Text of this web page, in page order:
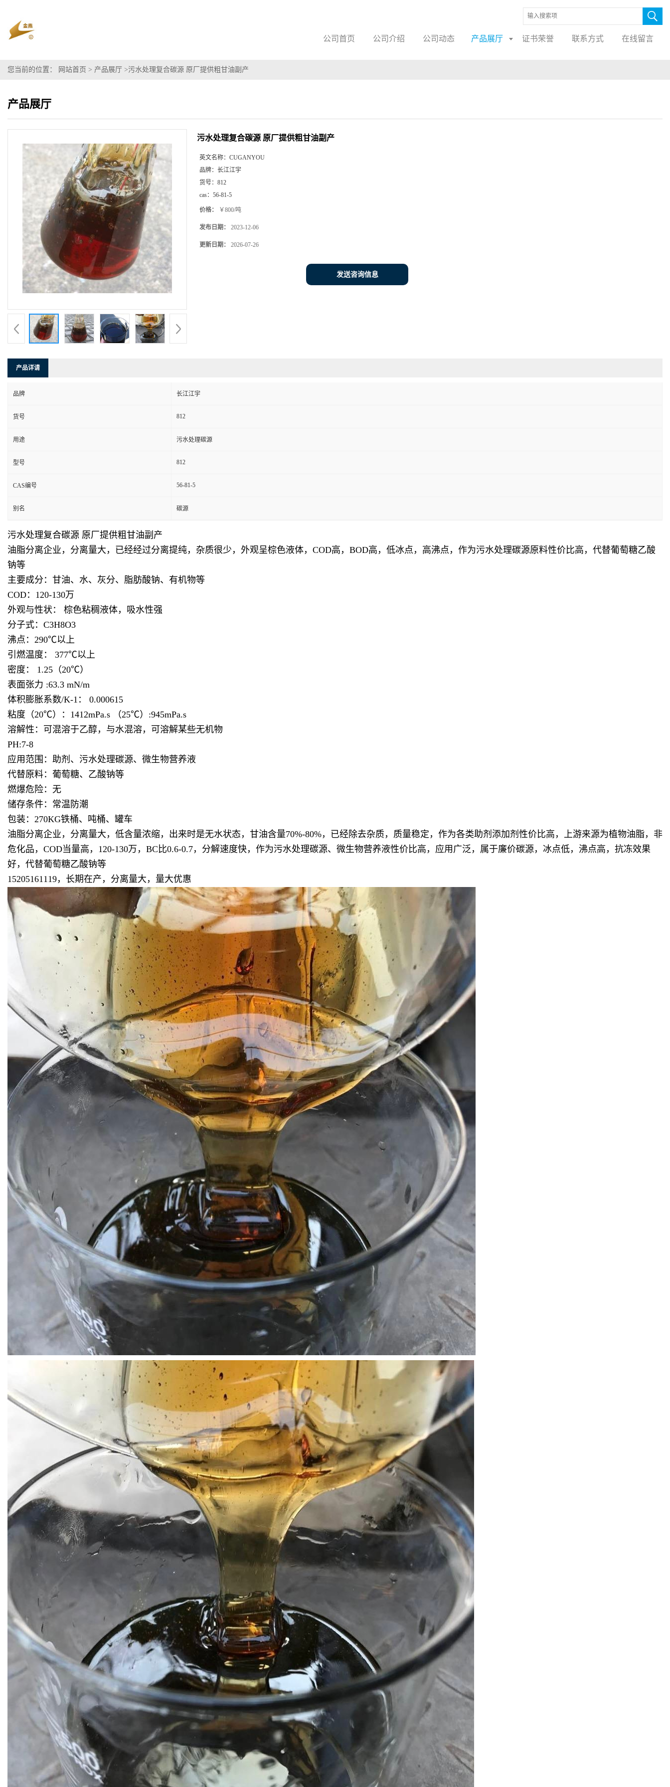
公司首页 公司介绍 公司动态 产品展厅 证书荣誉 联系方式 在线留言
您当前的位置： 网站首页 > 产品展厅 >污水处理复合碳源 原厂提供粗甘油副产
产品展厅
污水处理复合碳源 原厂提供粗甘油副产
英文名称： CUGANYOU
品牌： 长江江宇
货号： 812
cas： 56-81-5
价格： ￥800/吨
发布日期： 2023-12-06
更新日期： 2026-07-26
发送咨询信息
产品详请
品牌 长江江宇
货号 812
用途 污水处理碳源
型号 812
CAS编号 56-81-5
别名 碳源
污水处理复合碳源 原厂提供粗甘油副产
油脂分离企业，分离量大，已经经过分离提纯，杂质很少，外观呈棕色液体，COD高，BOD高，低冰点，高沸点，作为污水处理碳源原料性价比高，代替葡萄糖乙酸
钠等
主要成分：甘油、水、灰分、脂肪酸钠、有机物等
COD：120-130万
外观与性状： 棕色粘稠液体，吸水性强
分子式：C3H8O3
沸点：290℃以上
引燃温度： 377℃以上
密度： 1.25（20℃）
表面张力 :63.3 mN/m
体积膨胀系数/K-1： 0.000615
粘度（20℃）：1412mPa.s （25℃）:945mPa.s
溶解性：可混溶于乙醇，与水混溶，可溶解某些无机物
PH:7-8
应用范围：助剂、污水处理碳源、微生物营养液
代替原料：葡萄糖、乙酸钠等
燃爆危险：无
储存条件：常温防潮
包装：270KG铁桶、吨桶、罐车
油脂分离企业，分离量大，低含量浓缩，出来时是无水状态，甘油含量70%-80%，已经除去杂质，质量稳定，作为各类助剂添加剂性价比高，上游来源为植物油脂，非
危化品，COD当量高，120-130万，BC比0.6-0.7，分解速度快，作为污水处理碳源、微生物营养液性价比高，应用广泛，属于廉价碳源，冰点低，沸点高，抗冻效果
好，代替葡萄糖乙酸钠等
15205161119，长期在产，分离量大，量大优惠